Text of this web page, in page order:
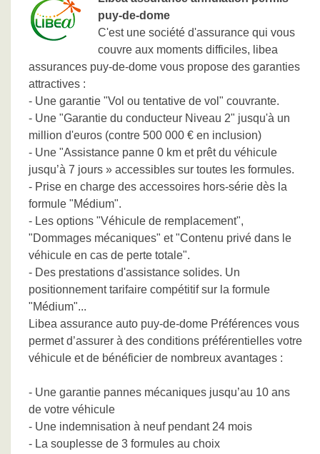
puy-de-dome
C'est une société d'assurance qui vous
couvre aux moments difficiles, libea
assurances puy-de-dome vous propose des garanties
attractives :
- Une garantie "Vol ou tentative de vol" couvrante.
- Une "Garantie du conducteur Niveau 2" jusqu'à un
million d'euros (contre 500 000 € en inclusion)
- Une "Assistance panne 0 km et prêt du véhicule
jusqu’à 7 jours » accessibles sur toutes les formules.
- Prise en charge des accessoires hors-série dès la
formule "Médium".
- Les options "Véhicule de remplacement",
"Dommages mécaniques" et "Contenu privé dans le
véhicule en cas de perte totale".
- Des prestations d'assistance solides. Un
positionnement tarifaire compétitif sur la formule
"Médium"...
Libea assurance auto puy-de-dome Préférences vous
permet d’assurer à des conditions préférentielles votre
véhicule et de bénéficier de nombreux avantages :
- Une garantie pannes mécaniques jusqu’au 10 ans
de votre véhicule
- Une indemnisation à neuf pendant 24 mois
- La souplesse de 3 formules au choix